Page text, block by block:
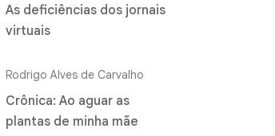
As deficiências dos jornais
virtuais
Rodrigo Alves de Carvalho
Crônica: Ao aguar as
plantas de minha mãe